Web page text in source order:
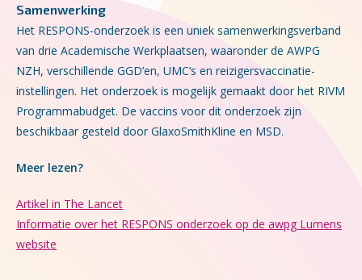
Samenwerking
Het RESPONS-onderzoek is een uniek samenwerkingsverband
van drie Academische Werkplaatsen, waaronder de AWPG
NZH, verschillende GGD’en, UMC’s en reizigersvaccinatie-
instellingen. Het onderzoek is mogelijk gemaakt door het RIVM
Programmabudget. De vaccins voor dit onderzoek zijn
beschikbaar gesteld door GlaxoSmithKline en MSD.
Meer lezen?
Artikel in The Lancet
Informatie over het RESPONS onderzoek op de awpg Lumens
website